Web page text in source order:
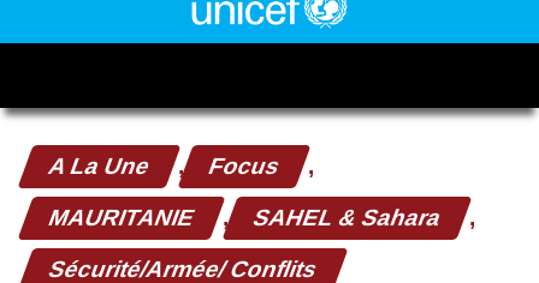
A La Une , Focus ,
MAURITANIE , SAHEL & Sahara ,
Sécurité/Armée/ Conflits